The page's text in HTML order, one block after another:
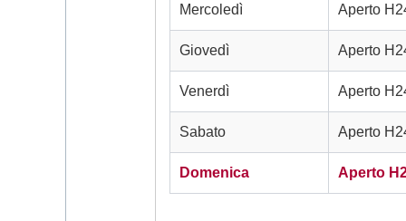
Mercoledì Aperto
Giovedì Aperto
Venerdì Aperto
Sabato Aperto
Domenica Aperto